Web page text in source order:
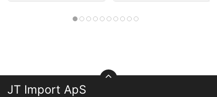
JT Import ApS